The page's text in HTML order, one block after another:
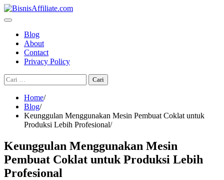
Skip
to
Blog
About
Contact
Privacy Policy
Cari
untuk:
Home
Blog
Keunggulan Menggunakan Mesin Pembuat Coklat untuk
Produksi Lebih Profesional
Keunggulan Menggunakan Mesin
Pembuat Coklat untuk Produksi Lebih
Profesional